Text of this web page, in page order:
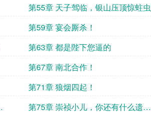
第55章 天子驾临，银山压顶惊蛀虫
第59章 宴会厮杀！
第63章 都是陛下您逼的
第67章 南北合作！
第71章 狼烟四起！
第75章 崇祯小儿，你还有什么遗言